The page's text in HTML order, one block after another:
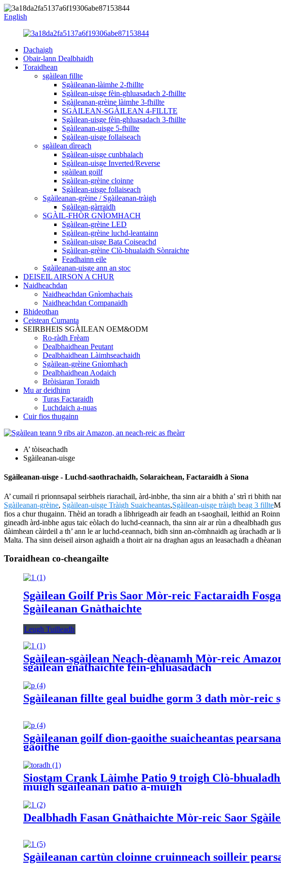
English
Dachaigh
Obair-lann Dealbhaidh
Toraidhean
sgàilean fillte
Sgàileanan-làimhe 2-fhillte
Sgàilean-uisge fèin-ghluasadach 2-fhillte
Sgàileanan-grèine làimhe 3-fhillte
SGÀILEAN-SGÀILEAN 4-FILLTE
Sgàilean-uisge fèin-ghluasadach 3-fhillte
Sgàileanan-uisge 5-fhillte
Sgàilean-uisge follaiseach
sgàilean dìreach
Sgàilean-uisge cunbhalach
Sgàilean-uisge Inverted/Reverse
sgàilean goilf
Sgàilean-grèine cloinne
Sgàilean-uisge follaiseach
Sgàileanan-grèine / Sgàileanan-tràigh
Sgàilean-gàrraidh
SGÀIL-FHÒR GNÌOMHACH
Sgàilean-grèine LED
Sgàilean-grèine luchd-leantainn
Sgàilean-uisge Bata Coiseachd
Sgàilean-grèine Clò-bhualaidh Sònraichte
Feadhainn eile
Sgàileanan-uisge ann an stoc
DEISEIL AIRSON A CHUR
Naidheachdan
Naidheachdan Gnìomhachais
Naidheachdan Companaidh
Bhideothan
Ceistean Cumanta
SEIRBHEIS SGÀILEAN OEM&ODM
Ro-ràdh Frèam
Dealbhaidhean Peutant
Dealbhaidhean Làimhseachaidh
Sgàilean-grèine Gnìomhach
Dealbhaidhean Aodaich
Bròisiaran Toraidh
Mu ar deidhinn
Turas Factaraidh
Luchdaich a-nuas
Cuir fios thugainn
A’ tòiseachadh
Sgàileanan-uisge
Sgàileanan-uisge - Luchd-saothrachaidh, Solaraichean, Factaraidh à Sìona
A’ cumail ri prionnsapal seirbheis riarachail, àrd-inbhe, tha sinn air a bhith a’ strì ri bhith
Sgàileanan-grèine, Sgàilean-uisge Tràigh Suaicheantas,Sgàilean-uisge tràigh beag 3 fillte
fios a chur thugainn. Thèid an toradh a lìbhrigeadh air feadh an t-saoghail, leithid an
gineadh àrd-inbhe agus taic eòlach do luchd-ceannach, tha sinn air ar rùn a dhealbhadh
dàimhean càirdeil a th’ ann le ar luchd-ceannach, bidh sinn an-còmhnaidh ag ùrachadh
Malta. Tha sinn deiseil airson aghaidh a thoirt air na draghan agus an leasachadh a
Toraidhean co-cheangailte
Sgàilean Goilf Prìs Saor Mòr-reic Factaraidh
Sgàileanan Gnàthaichte
Leugh Tuilleadh
Sgàilean-sgàilean Neach-dèanamh Mòr-reic
sgàilean gnàthaichte fèin-ghluasadach
Sgàileanan fillte geal buidhe gorm 3 dath mòr-reic
Sgàileanan goilf dìon-gaoithe suaicheantas
gaoithe
Siostam Crank Làimhe Patio 9 troigh Clò-
muigh sgàileanan patio a-muigh
Dealbhadh Fasan Gnàthaichte Mòr-reic Saor
Sgàileanan cartùn cloinne cruinneach soilleir